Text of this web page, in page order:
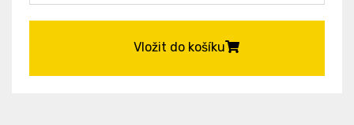
Vložit do košíku